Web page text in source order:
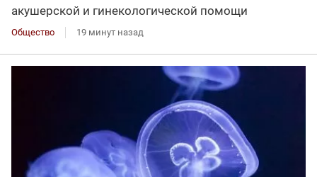
акушерской и гинекологической помощи
Общество 19 минут назад